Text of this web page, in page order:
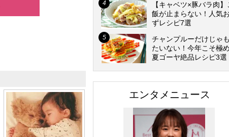
【キャベツ×豚バラ肉】
飯が止まらない！人気
ずレシピ7選
チャンプルーだけじゃ
たいない！今年こそ極
夏ゴーヤ絶品レシピ3選
エンタメニュース